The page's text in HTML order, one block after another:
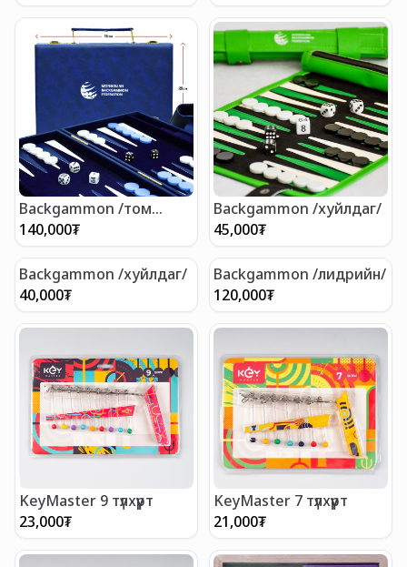
Backgammon /том
цүнхтэй/ 46х29 см
140,000₮
Backgammon /хуйлдаг/
45,000₮
Backgammon /хуйлдаг/
40,000₮
Backgammon /лидрийн/
120,000₮
KeyMaster 9 түлхүүрт
23,000₮
KeyMaster 7 түлхүүрт
21,000₮